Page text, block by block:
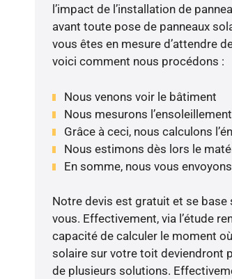
l’impact de l’installation de
avant toute pose de panneaux
vous êtes en mesure d’attendre
voici comment nous procédons :
Nous venons voir le bâtiment
Nous mesurons
Grâce à ceci, nous calculons
Nous estimons dès lors le
En somme, nous vous
Notre devis est gratuit et se
vous. Effectivement, via l’étude
capacité de calculer le moment
solaire sur votre toit deviendront
de plusieurs solutions.